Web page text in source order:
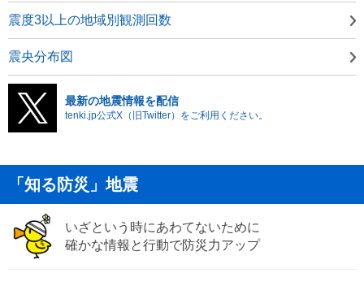
震度3以上の地域別観測回数
震央分布図
最新の地震情報を配信
tenki.jp公式X（旧Twitter）をご利用ください。
「知る防災」地震
いざという時にあわてないために
確かな情報と行動で防災力アップ